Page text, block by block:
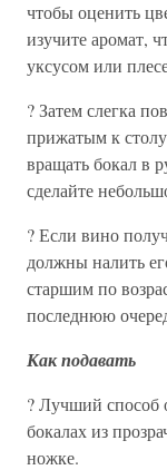
чтобы оценить
изучите аромат,
уксусом или
? Затем слегка
прижатым к
вращать бокал в
сделайте
? Если вино
должны налить
старшим по
последнюю
Как подавать
? Лучший способ
бокалах из
ножке.